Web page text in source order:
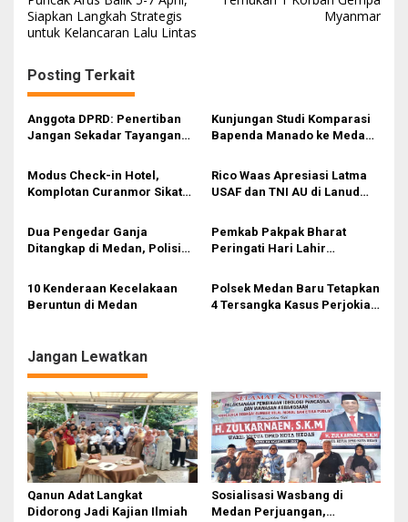
v
g
a
s
p
o
s
Siapkan Langkah Strategis
untuk Kelancaran Lalu Lintas
Myanmar
Posting Terkait
Anggota DPRD: Penertiban
Jangan Sekadar Tayangan
Nyata pada PAD
Kunjungan Studi Komparasi
Bapenda Manado ke Medan,
Payment Pajak Daerah
Pertama di Indonesia yang
Modus Check-in Hotel,
Komplotan Curanmor Sikat
Pelaku Ditangkap
Rico Waas Apresiasi Latma
USAF dan TNI AU di Lanud
Dua Pengedar Ganja
Ditangkap di Medan, Polisi
Pemkab Pakpak Bharat
Peringati Hari Lahir
10 Kenderaan Kecelakaan
Beruntun di Medan
Polsek Medan Baru Tetapkan
4 Tersangka Kasus Perjokian
Jangan Lewatkan
Qanun Adat Langkat
Didorong Jadi Kajian Ilmiah
Sosialisasi Wasbang di
Medan Perjuangan,